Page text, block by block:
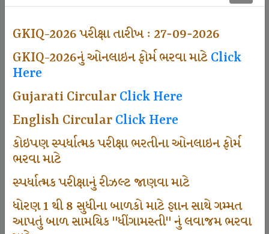
GKIQ-2026 પરીક્ષા તારીખ : 27-09-2026
GKIQ-2026નું ઓનલાઇન ફોર્મ ભરવા માટેClick
Here
Gujarati CircularClick Here
English CircularClick Here
કોઇપણ સ્પર્ધાત્મક પરીક્ષા ભરતીના ઓનલાઇન ફોર્મ
ભરવા માટે
સ્પર્ધાત્મક પરીક્ષાનું રીઝલ્ટ જાણવા માટે
ધોરણ 1 થી 8 સુધીના બાળકો માટે જ્ઞાન સાથે ગમ્મત
આપતું બાળ સામયિક "ધીંગામસ્તી" નું લવાજમ ભરવા
501
Dhingamasti Subscription
671